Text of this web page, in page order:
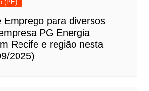
(PE)
Emprego para diversos
PG Energia
Recife e região nesta
2025)